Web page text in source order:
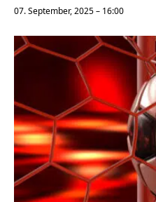
07. September, 2025 – 16:00